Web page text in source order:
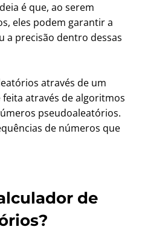
é que, ao serem
eles podem garantir a
a precisão dentro dessas
através de um
através de algoritmos
pseudoaleatórios.
de números que
de